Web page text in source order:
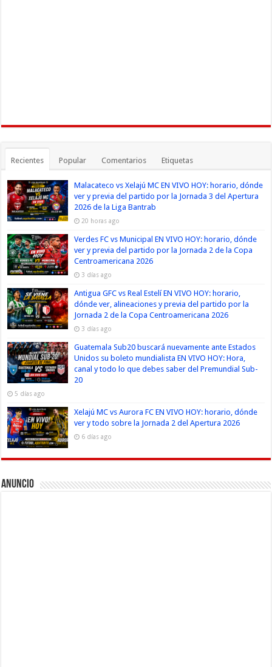
Recientes Popular Comentarios Etiquetas
Malacateco vs Xelajú MC EN VIVO HOY: horario, dónde
ver y previa del partido por la Jornada 3 del Apertura
2026 de la Liga Bantrab
20 horas ago
Verdes FC vs Municipal EN VIVO HOY: horario, dónde
ver y previa del partido por la Jornada 2 de la Copa
Centroamericana 2026
3 días ago
Antigua GFC vs Real Estelí EN VIVO HOY: horario,
dónde ver, alineaciones y previa del partido por la
Jornada 2 de la Copa Centroamericana 2026
3 días ago
Guatemala Sub20 buscará nuevamente ante Estados
Unidos su boleto mundialista EN VIVO HOY: Hora,
canal y todo lo que debes saber del Premundial Sub-
20
5 días ago
Xelajú MC vs Aurora FC EN VIVO HOY: horario, dónde
ver y todo sobre la Jornada 2 del Apertura 2026
6 días ago
Anuncio